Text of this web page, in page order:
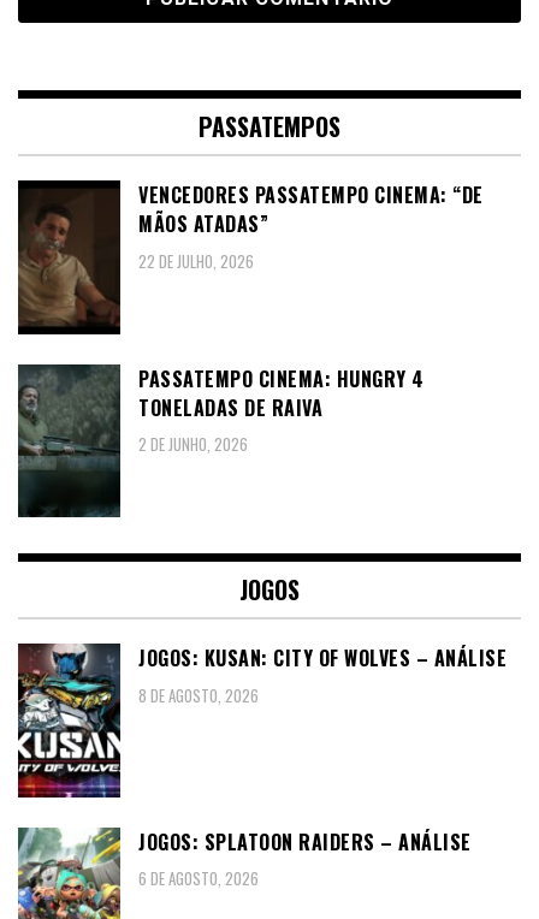
PASSATEMPOS
VENCEDORES PASSATEMPO CINEMA: “DE
MÃOS ATADAS”
22 DE JULHO, 2026
PASSATEMPO CINEMA: HUNGRY 4
TONELADAS DE RAIVA
2 DE JUNHO, 2026
JOGOS
JOGOS: KUSAN: CITY OF WOLVES – ANÁLISE
8 DE AGOSTO, 2026
JOGOS: SPLATOON RAIDERS – ANÁLISE
6 DE AGOSTO, 2026